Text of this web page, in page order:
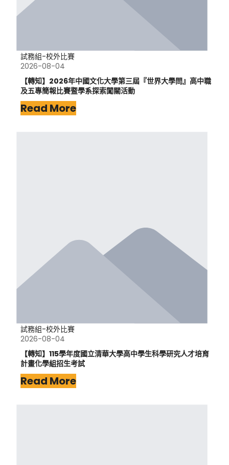
試務組-校外比賽
2026-08-04
【轉知】2026年中國文化大學第三屆『世界大學問』高中職
及五專簡報比賽暨學系探索闖關活動
Read More
試務組-校外比賽
2026-08-04
【轉知】115學年度國立清華大學高中學生科學研究人才培育
計畫化學組招生考試
Read More